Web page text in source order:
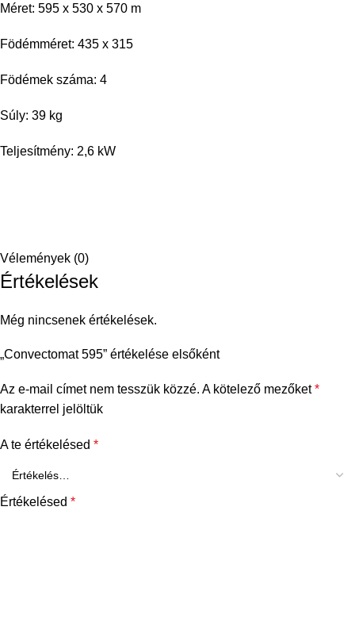
Méret: 595 x 530 x 570 m
Födémméret: 435 x 315
Födémek száma: 4
Súly: 39 kg
Teljesítmény: 2,6 kW
Vélemények (0)
Értékelések
Még nincsenek értékelések.
„Convectomat 595” értékelése elsőként
Az e-mail címet nem tesszük közzé. A kötelező mezőket*
karakterrel jelöltük
A te értékelésed *
Értékelésed *